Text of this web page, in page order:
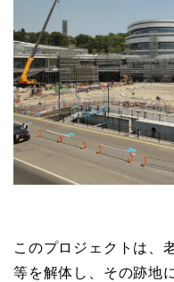
このプロジェクトは、
等を解体し、その跡地